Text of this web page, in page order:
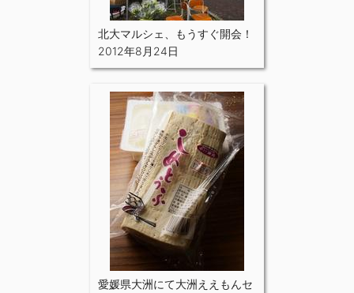
北大マルシェ、もうすぐ開会！
2012年8月24日
愛媛県大洲にて大洲ええもんセ